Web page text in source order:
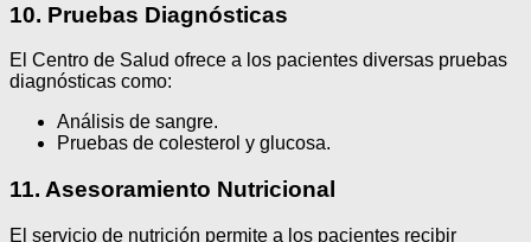
10. Pruebas Diagnósticas
El Centro de Salud ofrece a los pacientes diversas pruebas
diagnósticas como:
Análisis de sangre.
Pruebas de colesterol y glucosa.
11. Asesoramiento Nutricional
El servicio de nutrición permite a los pacientes recibir